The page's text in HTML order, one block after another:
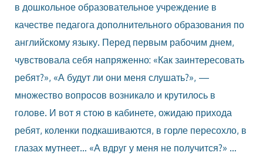
в дошкольное образовательное учреждение в
качестве педагога дополнительного образования по
английскому языку. Перед первым рабочим днем,
чувствовала себя напряженно: «Как заинтересовать
ребят?», «А будут ли они меня слушать?», —
множество вопросов возникало и крутилось в
голове. И вот я стою в кабинете, ожидаю прихода
ребят, коленки подкашиваются, в горле пересохло, в
глазах мутнеет… «А вдруг у меня не получится?» …